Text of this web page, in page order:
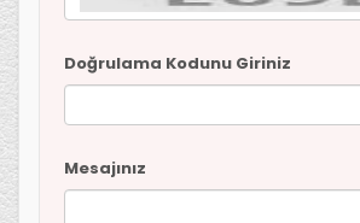
Doğrulama Kodunu Giriniz
Mesajınız